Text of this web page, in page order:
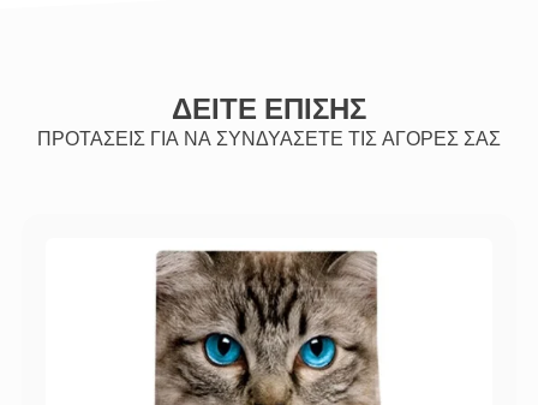
ΔΕΙΤΕ ΕΠΙΣΗΣ
ΠΡΟΤΑΣΕΙΣ ΓΙΑ ΝΑ ΣΥΝΔΥΑΣΕΤΕ ΤΙΣ ΑΓΟΡΕΣ ΣΑΣ